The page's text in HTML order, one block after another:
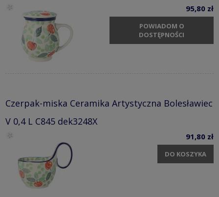
95,80 zł
POWIADOM O
DOSTĘPNOŚCI
Czerpak-miska Ceramika Artystyczna Bolesławiec
V 0,4 L C845 dek3248X
91,80 zł
DO KOSZYKA